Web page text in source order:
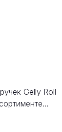
Gelly Roll